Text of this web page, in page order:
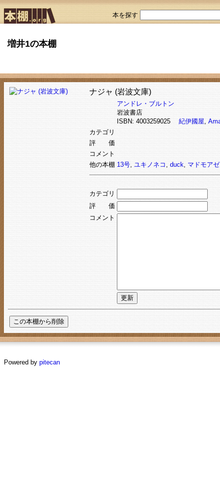
本を探す
増井1の本棚
ナジャ (岩波文庫)
アンドレ・ブルトン
岩波書店
ISBN: 4003259025 紀伊國屋,
カテゴリ
評 価
コメント
他の本棚 13号, ユキノネコ , duck, マドモア
カテゴリ
評 価
コメント
Powered by pitecan